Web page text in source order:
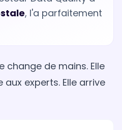
, l'a parfaitement
change de mains. Elle
experts. Elle arrive